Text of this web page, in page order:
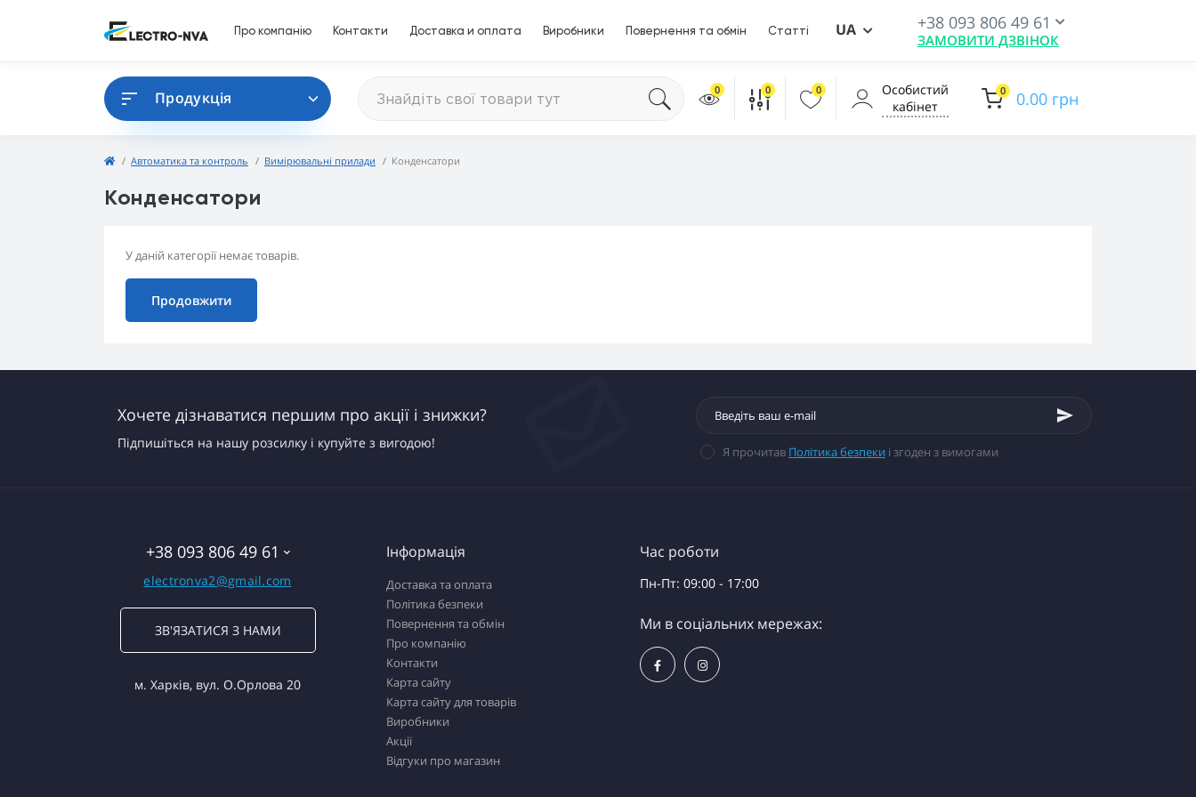
Про компанію Контакти Доставка и оплата Виробники Повернення та обмін Статті UA +38 093 806 49 61
ЗАМОВИТИ ДЗВІНОК
Продукція 0 0 0
Особистий
кабінет
0 0.00 грн
Автоматика та контроль Вимірювальні прилади Конденсатори
Конденсатори
У даній категорії немає товарів.
Продовжити
Хочете дізнаватися першим про акції і знижки?
Підпишіться на нашу розсилку і купуйте з вигодою!
Я прочитав Політика безпеки і згоден з вимогами
+38 093 806 49 61
electronva2@gmail.com
ЗВ'ЯЗАТИСЯ З НАМИ
м. Харків, вул. О.Орлова 20
Інформація
Доставка та оплата
Політика безпеки
Повернення та обмін
Про компанію
Контакти
Карта сайту
Карта сайту для товарів
Виробники
Акції
Відгуки про магазин
Час роботи
Пн-Пт: 09:00 - 17:00
Ми в соціальних мережах: